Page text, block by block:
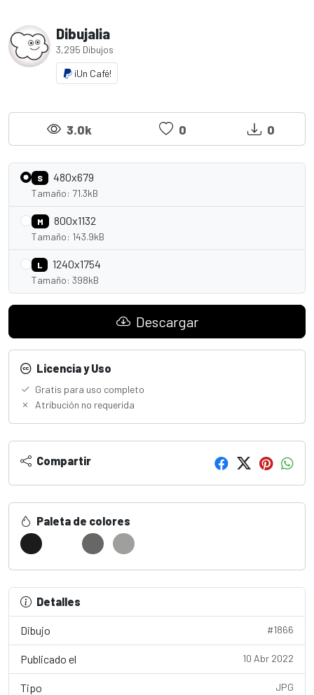
Dibujalia
3,295 Dibujos
¡Un Café!
3.0k 0 0
S 480x679
Tamaño: 71.3kB
M 800x1132
Tamaño: 143.9kB
L 1240x1754
Tamaño: 398kB
Descargar
Licencia y Uso
Gratis para uso completo
Atribución no requerida
Compartir
Paleta de colores
Detalles
Dibujo #1866
Publicado el 10 Abr 2022
Tipo JPG